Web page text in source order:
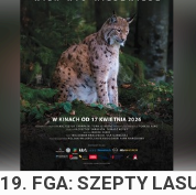
19. FGA: SZEPTY